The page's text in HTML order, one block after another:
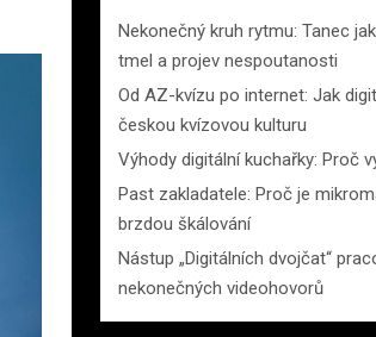
Nekonečný kruh rytmu: Tanec
tmel a projev nespoutanosti
Od AZ-kvízu po internet: Jak
českou kvízovou kulturu
Výhody digitální kuchařky: Proč
Past zakladatele: Proč je
brzdou škálování
Nástup „Digitálních dvojčat“
nekonečných videohovorů